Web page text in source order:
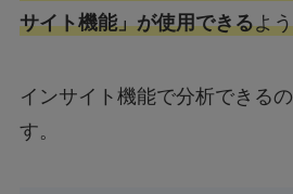
サイト機能」が使用できるよ
インサイト機能で分析できる
す。